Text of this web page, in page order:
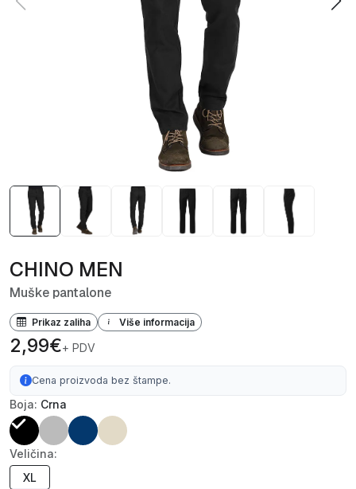
CHINO MEN
Muške pantalone
Prikaz zaliha Više informacija
2,99€+ PDV
Cena proizvoda bez štampe.
Boja: Crna
Veličina:
XL